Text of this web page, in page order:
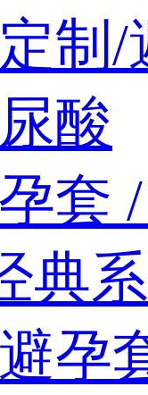
制/
酸
套
典
孕